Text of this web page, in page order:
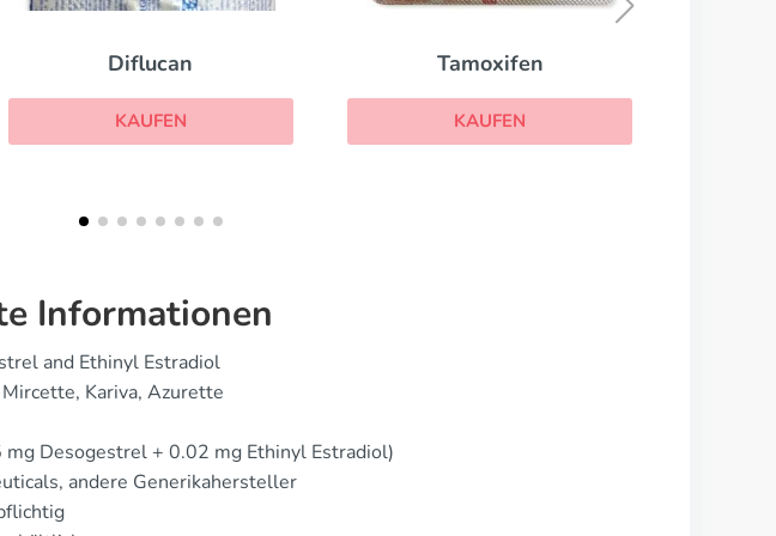
Tamoxifen
KAUFEN
KAUFEN
Informationen
and Ethinyl Estradiol
Kariva, Azurette
Desogestrel + 0.02 mg Ethinyl Estradiol)
andere Generikahersteller